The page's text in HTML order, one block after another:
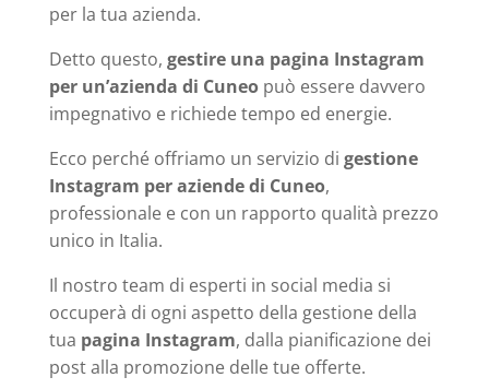
per la tua azienda.
Detto questo, gestire una pagina Instagram
per un’azienda di Cuneopuò essere davvero
impegnativo e richiede tempo ed energie.
Ecco perché offriamo un servizio di gestione
Instagram per aziende di Cuneo,
professionale e con un rapporto qualità prezzo
unico in Italia.
Il nostro team di esperti in social media si
occuperà di ogni aspetto della gestione della
tua pagina Instagram, dalla pianificazione dei
post alla promozione delle tue offerte.